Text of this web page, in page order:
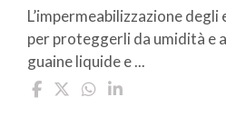
L’impermeabilizzazione
per proteggerli da umidità e
guaine liquide e ...